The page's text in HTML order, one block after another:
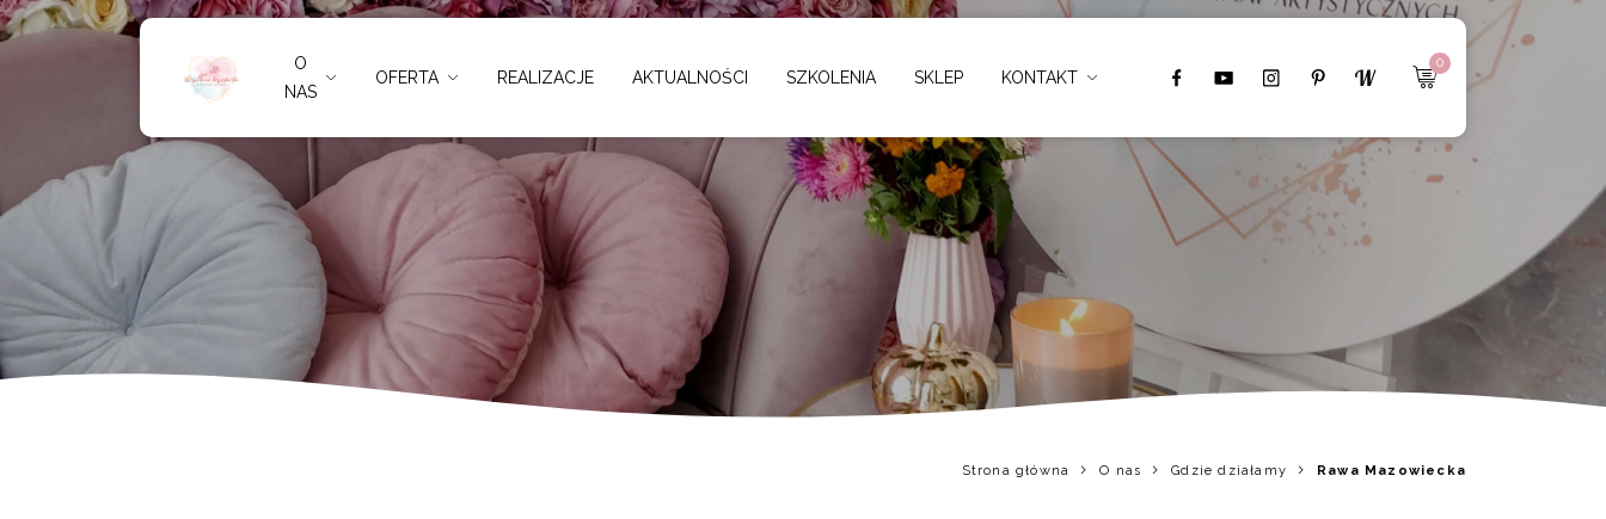
O
NAS
OFERTA REALIZACJE AKTUALNOŚCI SZKOLENIA SKLEP KONTAKT
0
Rawa Mazowiecka
Strona główna O nas Gdzie działamy Rawa Mazowiecka